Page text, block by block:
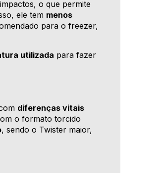
o que permite
ele tem menos
para o freezer,
utilizada para fazer
diferenças vitais
o formato torcido
, sendo o Twister maior,